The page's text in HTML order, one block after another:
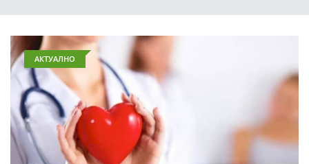
АКТУАЛНО